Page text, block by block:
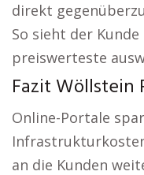
direkt
So sieht der
preiswerteste
Fazit Wöllstein
Online-Portale
an die Kunden